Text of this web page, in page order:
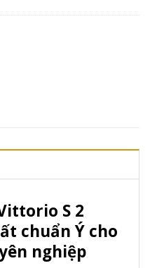
S 2
chuẩn Ý cho
nghiệp